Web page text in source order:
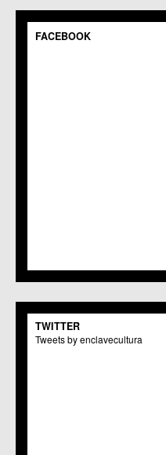
FACEBOOK
TWITTER
Tweets by enclavecultura